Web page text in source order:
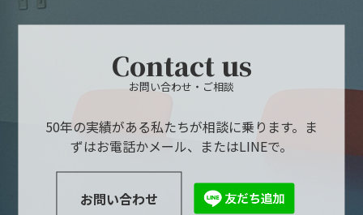
Contact us
お問い合わせ・ご相談
50年の実績がある私たちが相談に乗ります。ま
ずはお電話かメール、またはLINEで。
お問い合わせ